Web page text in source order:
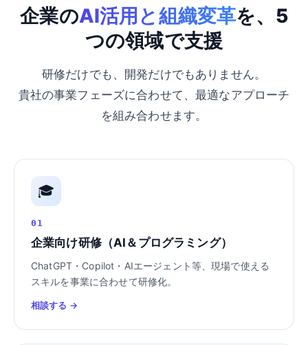
企業のAI活用と組織変革を、5
つの領域で支援
研修だけでも、開発だけでもありません。
貴社の事業フェーズに合わせて、最適なアプローチ
を組み合わせます。
🎓
01
企業向け研修（AI＆プログラミング）
ChatGPT・Copilot・AIエージェント等、現場で使える
スキルを事業に合わせて研修化。
相談する →